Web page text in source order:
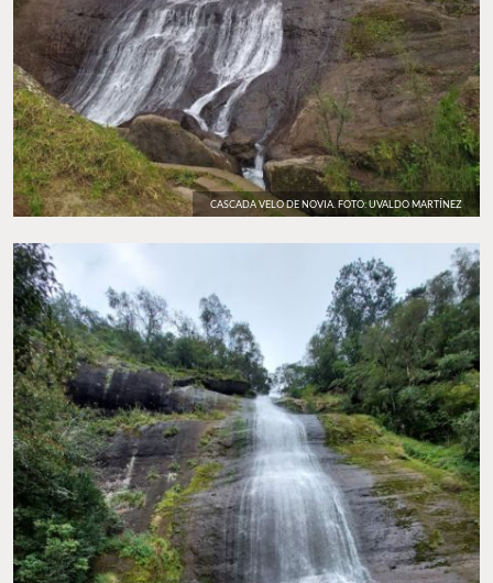
CASCADA VELO DE NOVIA. FOTO: UVALDO MARTÍNEZ